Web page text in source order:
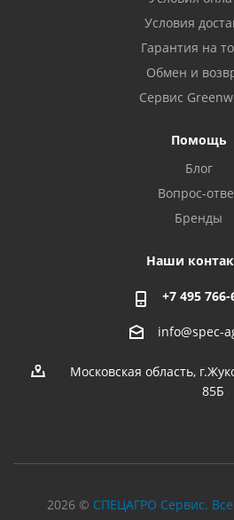
Условия
Гарантия на
Обмен и
Сервис
Помощь
Блог
Вопрос-
Бренды
Наши
+7 495 766-
info@spec-
Московская область,
85Б
2026 © СПЕЦАГРО Сервис.